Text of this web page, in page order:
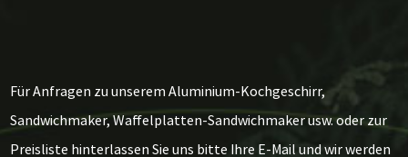
Für Anfragen zu unserem Aluminium-Kochgeschirr,
Sandwichmaker, Waffelplatten-Sandwichmaker usw. oder zur
Preisliste hinterlassen Sie uns bitte Ihre E-Mail und wir werden